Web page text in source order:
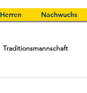
Herren Nachwuchs
Traditionsmannschaft